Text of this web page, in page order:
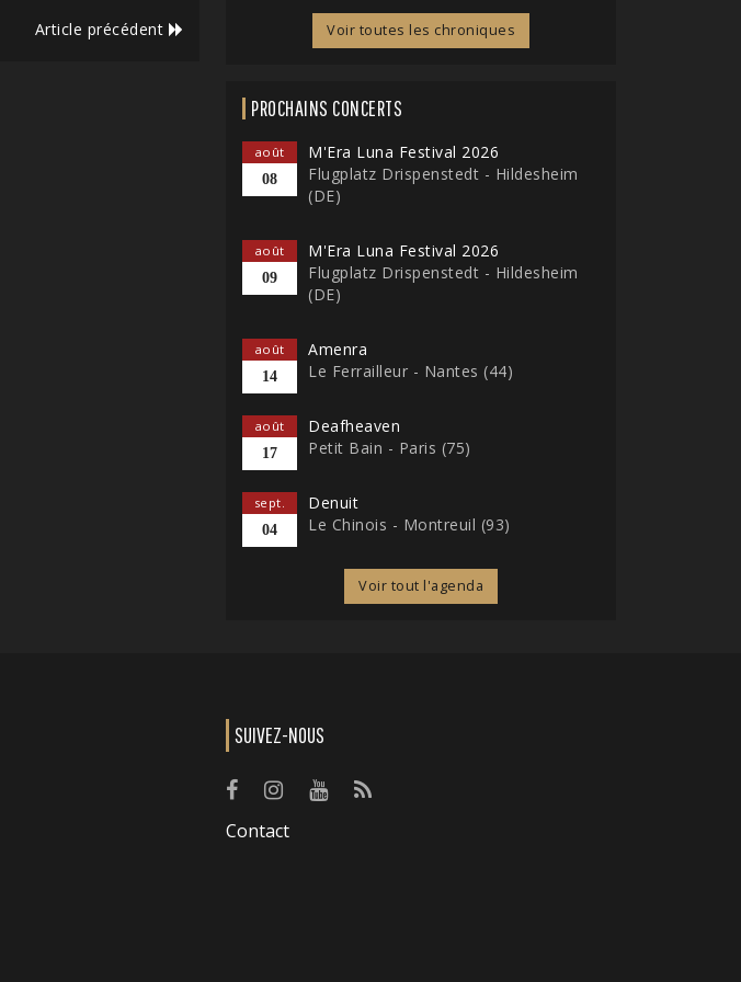
Article précédent Voir toutes les chroniques
PROCHAINS CONCERTS
août
08
M'Era Luna Festival 2026
Flugplatz Drispenstedt - Hildesheim
(DE)
août
09
M'Era Luna Festival 2026
Flugplatz Drispenstedt - Hildesheim
(DE)
août
14
Amenra
Le Ferrailleur - Nantes (44)
août
17
Deafheaven
Petit Bain - Paris (75)
sept.
04
Denuit
Le Chinois - Montreuil (93)
Voir tout l'agenda
SUIVEZ-NOUS
Contact